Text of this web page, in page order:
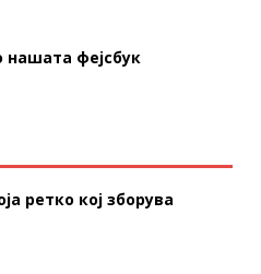
фејсбук
ретко кој зборува